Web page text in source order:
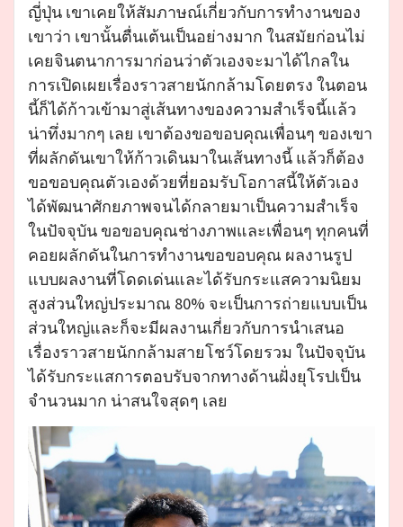
ญี่ปุ่น เขาเคยให้สัมภาษณ์เกี่ยวกับการทำงานของ
เขาว่า เขานั้นตื่นเต้นเป็นอย่างมาก ในสมัยก่อนไม่
เคยจินตนาการมาก่อนว่าตัวเองจะมาได้ไกลใน
การเปิดเผยเรื่องราวสายนักกล้ามโดยตรง ในตอน
นี้ก็ได้ก้าวเข้ามาสู่เส้นทางของความสำเร็จนี้แล้ว
น่าทึ่งมากๆ เลย เขาต้องขอขอบคุณเพื่อนๆ ของเขา
ที่ผลักดันเขาให้ก้าวเดินมาในเส้นทางนี้ แล้วก็ต้อง
ขอขอบคุณตัวเองด้วยที่ยอมรับโอกาสนี้ให้ตัวเอง
ได้พัฒนาศักยภาพจนได้กลายมาเป็นความสำเร็จ
ในปัจจุบัน ขอขอบคุณช่างภาพและเพื่อนๆ ทุกคนที่
คอยผลักดันในการทำงานขอขอบคุณ ผลงานรูป
แบบผลงานที่โดดเด่นและได้รับกระแสความนิยม
สูงส่วนใหญ่ประมาณ 80% จะเป็นการถ่ายแบบเป็น
ส่วนใหญ่และก็จะมีผลงานเกี่ยวกับการนำเสนอ
เรื่องราวสายนักกล้ามสายโชว์โดยรวม ในปัจจุบัน
ได้รับกระแสการตอบรับจากทางด้านฝั่งยุโรปเป็น
จำนวนมาก น่าสนใจสุดๆ เลย